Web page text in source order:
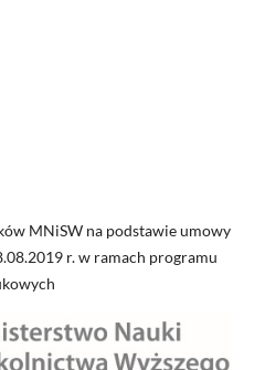
MNiSW na podstawie umowy
r. w ramach programu